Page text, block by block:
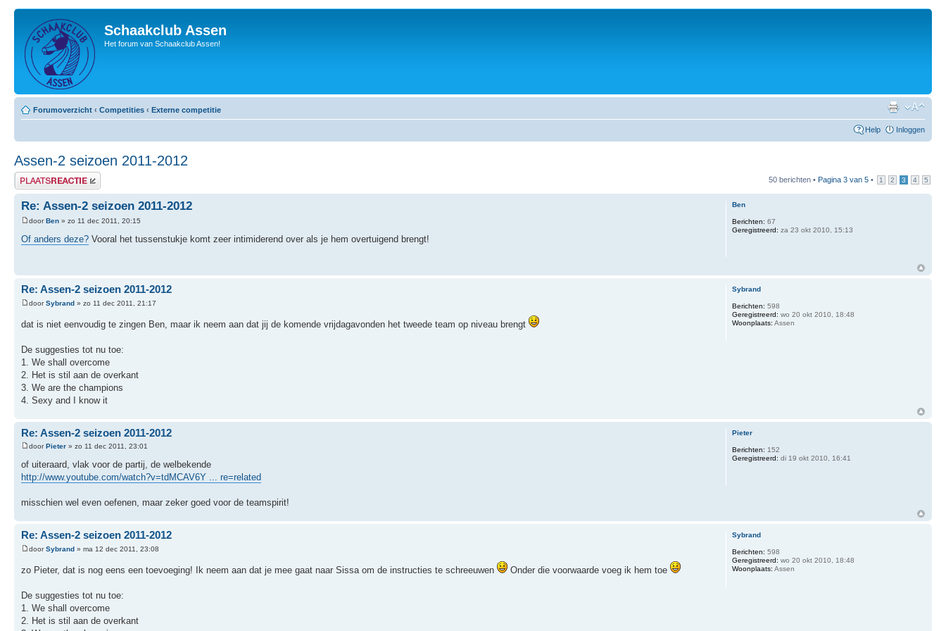
Schaakclub Assen
Het forum van Schaakclub Assen!
Forumoverzicht ‹ Competities ‹ Externe competitie
Help Inloggen
Assen-2 seizoen 2011-2012
Plaats een reactie 50 berichten • Pagina 3 van 5 • 1 2 3 4 5
Re: Assen-2 seizoen 2011-2012
doorBen » zo 11 dec 2011, 20:15
Of anders deze? Vooral het tussenstukje komt zeer intimiderend over als je hem overtuigend brengt!
Ben
Berichten: 67
Geregistreerd: za 23 okt 2010, 15:13
Re: Assen-2 seizoen 2011-2012
doorSybrand » zo 11 dec 2011, 21:17
dat is niet eenvoudig te zingen Ben, maar ik neem aan dat jij de komende vrijdagavonden het tweede team op niveau brengt
De suggesties tot nu toe:
1. We shall overcome
2. Het is stil aan de overkant
3. We are the champions
4. Sexy and I know it
Sybrand
Berichten: 598
Geregistreerd: wo 20 okt 2010, 18:48
Woonplaats: Assen
Re: Assen-2 seizoen 2011-2012
doorPieter » zo 11 dec 2011, 23:01
of uiteraard, vlak voor de partij, de welbekende
http://www.youtube.com/watch?v=tdMCAV6Y ... re=related
misschien wel even oefenen, maar zeker goed voor de teamspirit!
Pieter
Berichten: 152
Geregistreerd: di 19 okt 2010, 16:41
Re: Assen-2 seizoen 2011-2012
doorSybrand » ma 12 dec 2011, 23:08
zo Pieter, dat is nog eens een toevoeging! Ik neem aan dat je mee gaat naar Sissa om de instructies te schreeuwen Onder die voorwaarde voeg ik hem toe
De suggesties tot nu toe:
1. We shall overcome
2. Het is stil aan de overkant
Sybrand
Berichten: 598
Geregistreerd: wo 20 okt 2010, 18:48
Woonplaats: Assen